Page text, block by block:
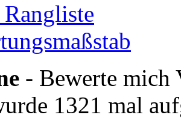
- Bewerte mich
1321 mal